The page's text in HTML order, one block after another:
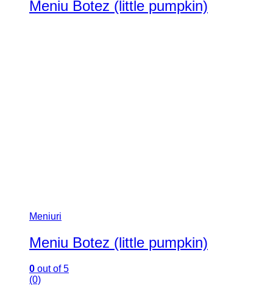
Meniu Botez (little pumpkin)
Meniuri
Meniu Botez (little pumpkin)
0 out of 5
(0)